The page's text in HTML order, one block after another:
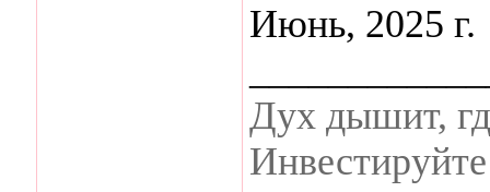
Июнь, 2025 г.
Дух дышит,